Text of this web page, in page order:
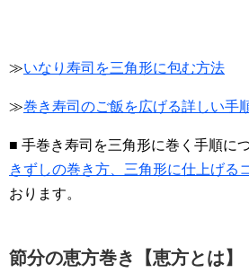
≫いなり寿司を三角形に包む方法
≫巻き寿司のご飯を広げる詳しい手
■ 手巻き寿司を三角形に巻く手順に
きずしの巻き方、三角形に仕上げる
おります。
節分の恵方巻き【恵方とは】